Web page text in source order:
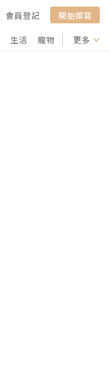
會員登記
開始撰寫
生活 寵物 行山 打卡
更多